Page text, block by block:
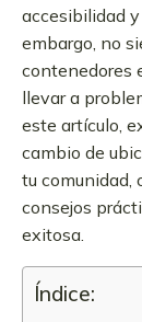
accesibilidad
embargo, no
contenedores
llevar a
este artículo,
cambio de
tu comunidad,
consejos
exitosa.
Índice: